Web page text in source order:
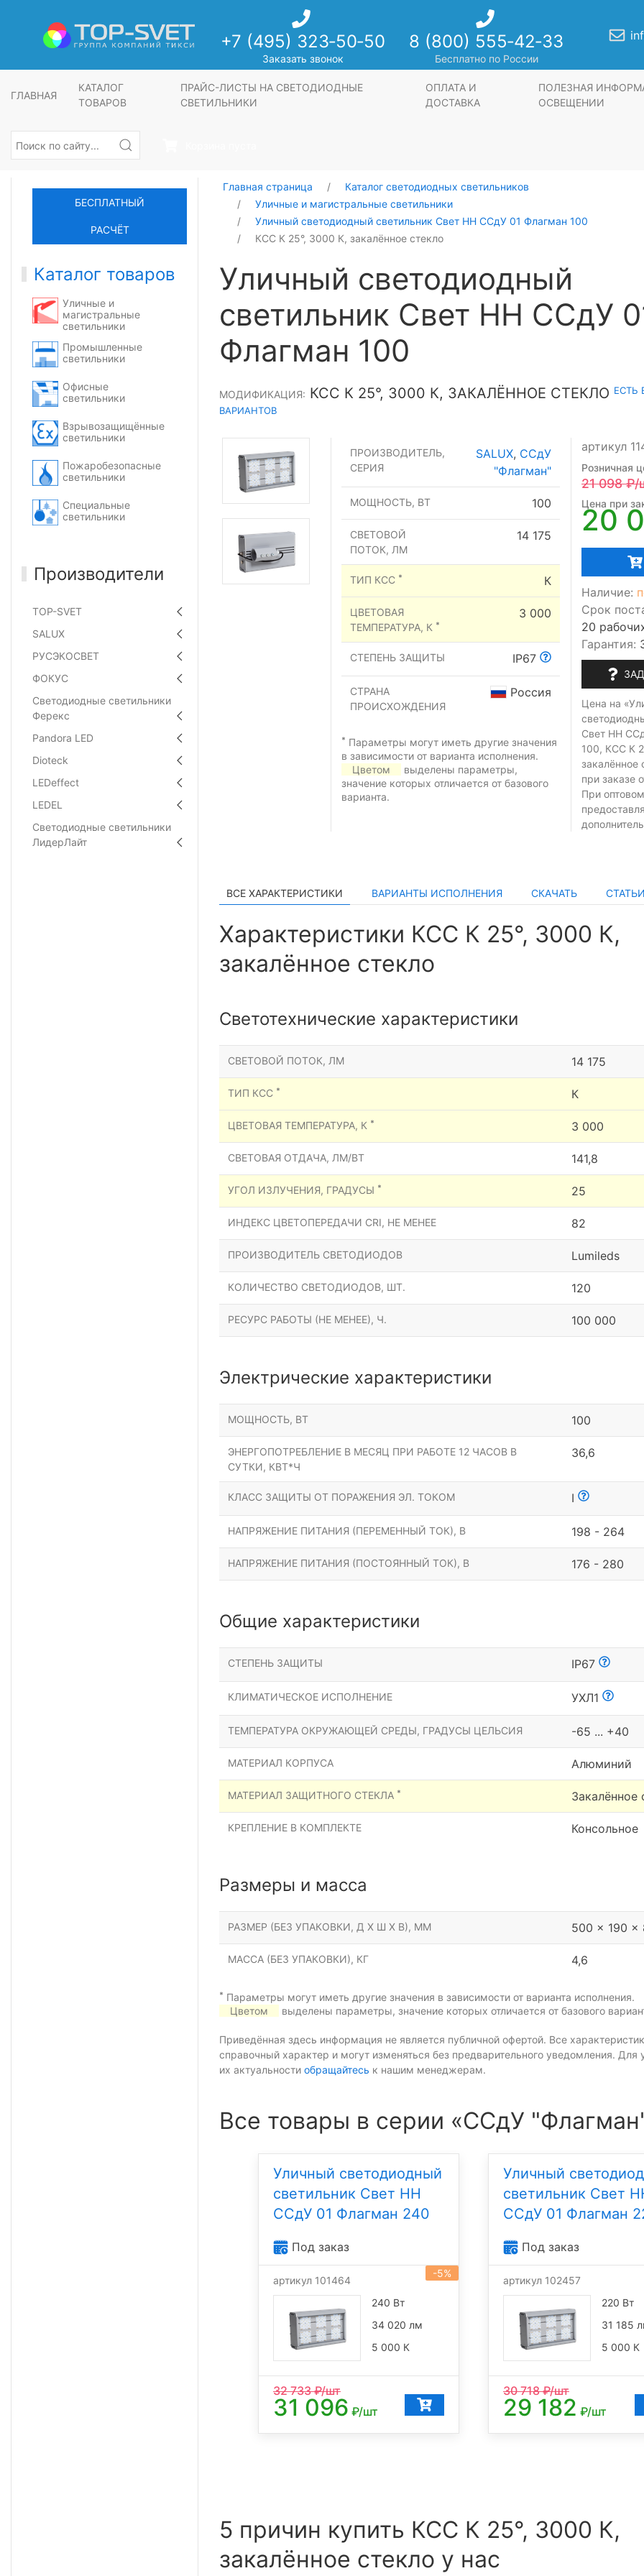
+7 (495) 323‑50‑50
Заказать звонок
8 (800) 555‑42‑33
Бесплатно по России
ГЛАВНАЯ
КАТАЛОГ
ТОВАРОВ
ПРАЙС-ЛИСТЫ НА СВЕТОДИОДНЫЕ
СВЕТИЛЬНИКИ
ОПЛАТА И
ДОСТАВКА
ПОЛЕЗНАЯ
ОСВЕЩЕНИИ
БЕСПЛАТНЫЙ
РАСЧЁТ
Каталог товаров
Уличные и
магистральные
светильники
Промышленные
светильники
Офисные
светильники
Взрывозащищённые
светильники
Пожаробезопасные
светильники
Специальные
светильники
Производители
TOP-SVET
SALUX
РУСЭКОСВЕТ
ФОКУС
Светодиодные светильники
Ферекс
Pandora LED
Dioteck
LEDeffect
LEDEL
Светодиодные светильники
ЛидерЛайт
Главная страница
Каталог светодиодных светильников
Уличные и магистральные светильники
Уличный светодиодный светильник Свет НН ССдУ 01 Флагман 100
КСС К 25°, 3000 К, закалённое стекло
Уличный светодиодный
светильник Свет НН ССдУ
Флагман 100
МОДИФИКАЦИЯ: КСС К 25°, 3000 К, ЗАКАЛЁННОЕ СТЕКЛО ЕСТЬ
ВАРИАНТОВ
ПРОИЗВОДИТЕЛЬ,
СЕРИЯ
SALUX, ССдУ
"Флагман"
МОЩНОСТЬ, ВТ 100
СВЕТОВОЙ
ПОТОК, ЛМ
14 175
ТИП КСС * К
ЦВЕТОВАЯ
ТЕМПЕРАТУРА, К *
3 000
СТЕПЕНЬ ЗАЩИТЫ IP67
СТРАНА
ПРОИСХОЖДЕНИЯ
Россия
* Параметры могут иметь другие значения
в зависимости от варианта исполнения.
Цветом
выделены параметры,
значение которых отличается от базового
варианта.
артикул
Розничная
21 098₽/
Цена при
20
Наличие:
Срок
20
Гарантия:
Цена на
Свет НН
100, КСС К
закалённое
при заказе
При
ВСЕ ХАРАКТЕРИСТИКИ ВАРИАНТЫ ИСПОЛНЕНИЯ СКАЧАТЬ
Характеристики КСС К 25°, 3000 К,
закалённое стекло
Светотехнические характеристики
СВЕТОВОЙ ПОТОК, ЛМ 14 175
ТИП КСС * К
ЦВЕТОВАЯ ТЕМПЕРАТУРА, К * 3 000
СВЕТОВАЯ ОТДАЧА, ЛМ/ВТ 141,8
УГОЛ ИЗЛУЧЕНИЯ, ГРАДУСЫ * 25
ИНДЕКС ЦВЕТОПЕРЕДАЧИ CRI, НЕ МЕНЕЕ 82
ПРОИЗВОДИТЕЛЬ СВЕТОДИОДОВ Lumileds
КОЛИЧЕСТВО СВЕТОДИОДОВ, ШТ. 120
РЕСУРС РАБОТЫ (НЕ МЕНЕЕ), Ч. 100 000
Электрические характеристики
МОЩНОСТЬ, ВТ 100
ЭНЕРГОПОТРЕБЛЕНИЕ В МЕСЯЦ ПРИ РАБОТЕ 12 ЧАСОВ В
СУТКИ, КВТ*Ч
36,6
КЛАСС ЗАЩИТЫ ОТ ПОРАЖЕНИЯ ЭЛ. ТОКОМ I
НАПРЯЖЕНИЕ ПИТАНИЯ (ПЕРЕМЕННЫЙ ТОК), В 198 - 264
НАПРЯЖЕНИЕ ПИТАНИЯ (ПОСТОЯННЫЙ ТОК), В 176 - 280
Общие характеристики
СТЕПЕНЬ ЗАЩИТЫ IP67
КЛИМАТИЧЕСКОЕ ИСПОЛНЕНИЕ УХЛ1
ТЕМПЕРАТУРА ОКРУЖАЮЩЕЙ СРЕДЫ, ГРАДУСЫ ЦЕЛЬСИЯ -65 ... +40
МАТЕРИАЛ КОРПУСА Алюминий
МАТЕРИАЛ ЗАЩИТНОГО СТЕКЛА * Закалённое
КРЕПЛЕНИЕ В КОМПЛЕКТЕ Консольное
Размеры и масса
РАЗМЕР (БЕЗ УПАКОВКИ, Д Х Ш Х В), ММ 500 x 190 x
МАССА (БЕЗ УПАКОВКИ), КГ 4,6
* Параметры могут иметь другие значения в зависимости от варианта исполнения.
Цветом
выделены параметры, значение которых отличается от базового
Приведённая здесь информация не является публичной офертой. Все
справочный характер и могут изменяться без предварительного уведомления. Для
их актуальности обращайтесь к нашим менеджерам.
Все товары в серии «ССдУ
Уличный светодиодный
светильник Свет НН
ССдУ 01 Флагман 240
Под заказ
-5%
артикул 101464
240 Вт
34 020 лм
5 000 К
32 733₽/шт
31 096 ₽/шт
Уличный
светильник Свет
ССдУ 01 Флагман
Под заказ
артикул 102457
220 Вт
31 185
5 000 К
30 718₽/шт
29 182 ₽/шт
5 причин купить КСС К 25°, 3000 К,
закалённое стекло у нас